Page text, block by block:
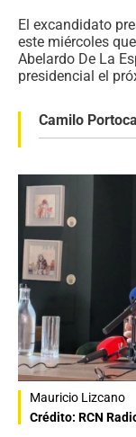
El excandidato
este miércoles
Abelardo De La
presidencial el
Camilo
Mauricio Lizcano
Crédito: RCN